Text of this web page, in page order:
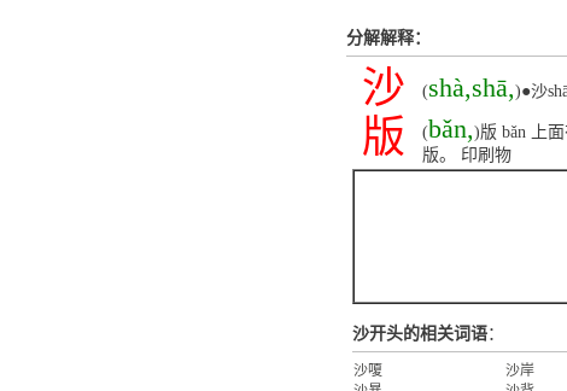
分解解释：
沙 (shà,shā,)●沙
版 (bǎn,)版 bǎn 上
版。 印刷物
沙开头的相关词语：
沙嗄 沙岸